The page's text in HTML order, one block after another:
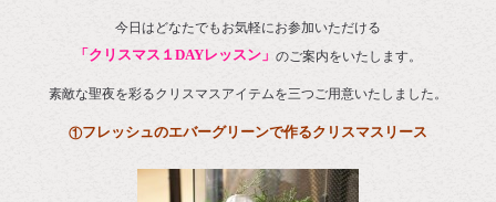
今日はどなたでもお気軽にお参加いただける
「クリスマス１DAYレッスン」 のご案内をいたします。
素敵な聖夜を彩るクリスマスアイテムを三つご用意いたしました。
①フレッシュのエバーグリーンで作るクリスマスリース